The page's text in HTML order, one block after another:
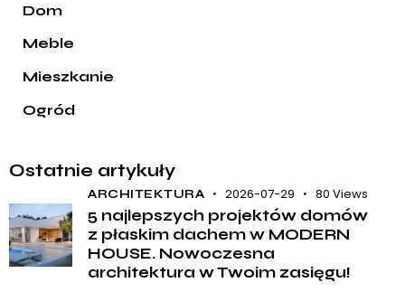
Dom
Meble
Mieszkanie
Ogród
Ostatnie artykuły
ARCHITEKTURA 2026-07-29 80 Views
5 najlepszych projektów domów
z płaskim dachem w MODERN
HOUSE. Nowoczesna
architektura w Twoim zasięgu!